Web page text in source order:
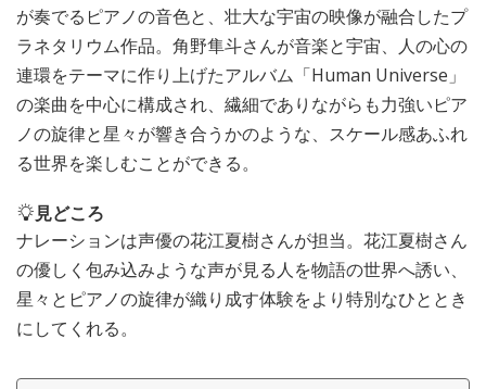
が奏でるピアノの音色と、壮大な宇宙の映像が融合したプ
ラネタリウム作品。角野隼斗さんが音楽と宇宙、人の心の
連環をテーマに作り上げたアルバム「Human Universe」
の楽曲を中心に構成され、繊細でありながらも力強いピア
ノの旋律と星々が響き合うかのような、スケール感あふれ
る世界を楽しむことができる。
見どころ
ナレーションは声優の花江夏樹さんが担当。花江夏樹さん
の優しく包み込みような声が見る人を物語の世界へ誘い、
星々とピアノの旋律が織り成す体験をより特別なひととき
にしてくれる。